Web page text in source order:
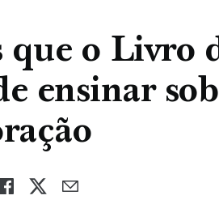
que o Livro
ensinar